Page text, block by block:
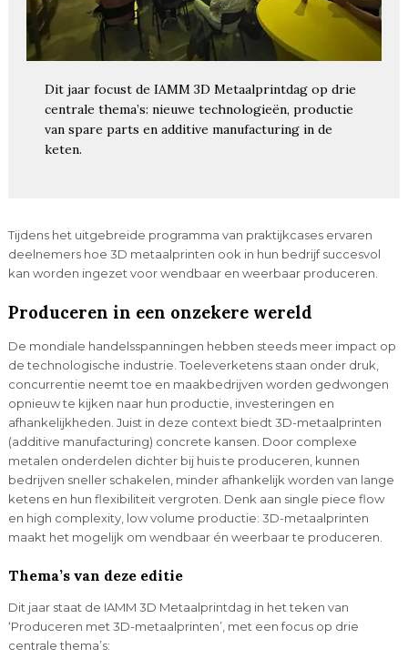
Dit jaar focust de IAMM 3D Metaalprintdag op drie
centrale thema’s: nieuwe technologieën, productie
van spare parts en additive manufacturing in de
keten.
Tijdens het uitgebreide programma van praktijkcases ervaren
deelnemers hoe 3D metaalprinten ook in hun bedrijf succesvol
kan worden ingezet voor wendbaar en weerbaar produceren.
Produceren in een onzekere wereld
De mondiale handelsspanningen hebben steeds meer impact op
de technologische industrie. Toeleverketens staan onder druk,
concurrentie neemt toe en maakbedrijven worden gedwongen
opnieuw te kijken naar hun productie, investeringen en
afhankelijkheden. Juist in deze context biedt 3D-metaalprinten
(additive manufacturing) concrete kansen. Door complexe
metalen onderdelen dichter bij huis te produceren, kunnen
bedrijven sneller schakelen, minder afhankelijk worden van lange
ketens en hun flexibiliteit vergroten. Denk aan single piece flow
en high complexity, low volume productie: 3D-metaalprinten
maakt het mogelijk om wendbaar én weerbaar te produceren.
Thema’s van deze editie
Dit jaar staat de IAMM 3D Metaalprintdag in het teken van
‘Produceren met 3D-metaalprinten’, met een focus op drie
centrale thema’s: